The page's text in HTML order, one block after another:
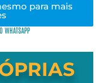
para mais
WHATSAPP